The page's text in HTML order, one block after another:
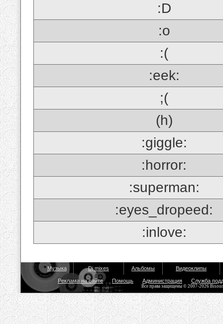
:D
:o
:(
:eek:
;(
(h)
:giggle:
:horror:
:superman:
:eyes_dropeed:
:inlove:
Музыка Dj mixes Альбомы Видеоклипы
Реклама на сайте Помощь Администрация Служба
Все права защищены © 2007-2026